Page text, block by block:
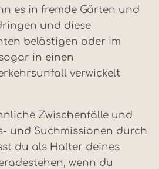
es in fremde Gärten und
und diese
belästigen oder im
in einen
verwickelt
Zwischenfälle und
und Suchmissionen durch
du als Halter deines
wenn du